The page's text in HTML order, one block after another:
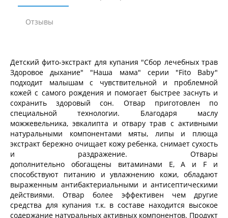
Отзывы
Детский фито-экстракт для купания "Сбор лечебных трав
Здоровое дыхание" "Наша мама" серии "Fito Baby"
подходит малышам с чувствительной и проблемной
кожей с самого рождения и помогает быстрее заснуть и
сохранить здоровый сон. Отвар приготовлен по
специальной технологии. Благодаря маслу
можжевельника, эвкалипта и отвару трав с активными
натуральными компонентами мяты, липы и плюща
экстракт бережно очищает кожу ребенка, снимает сухость
и раздражение. Отвары
дополнительно обогащены витаминами Е, А и F и
способствуют питанию и увлажнению кожи, обладают
выраженным антибактериальными и антисептическими
действиями. Отвар более эффективен чем другие
средства для купания т.к. в составе находится высокое
содержание натуральных активных компонентов. Продукт